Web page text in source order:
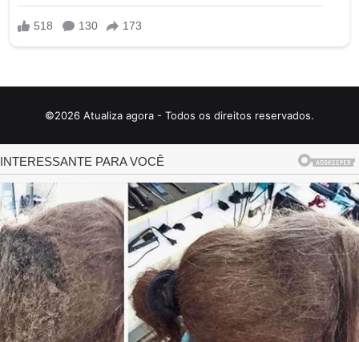
©2026 Atualiza agora - Todos os direitos reservados.